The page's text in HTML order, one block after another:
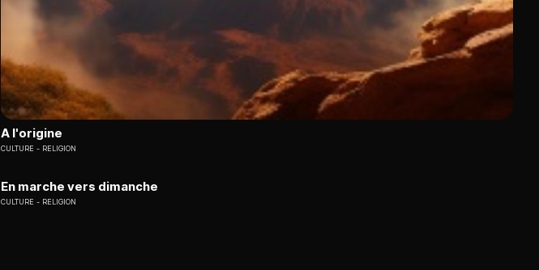
A l'origine
CULTURE RELIGION
En marche vers dimanche
CULTURE RELIGION